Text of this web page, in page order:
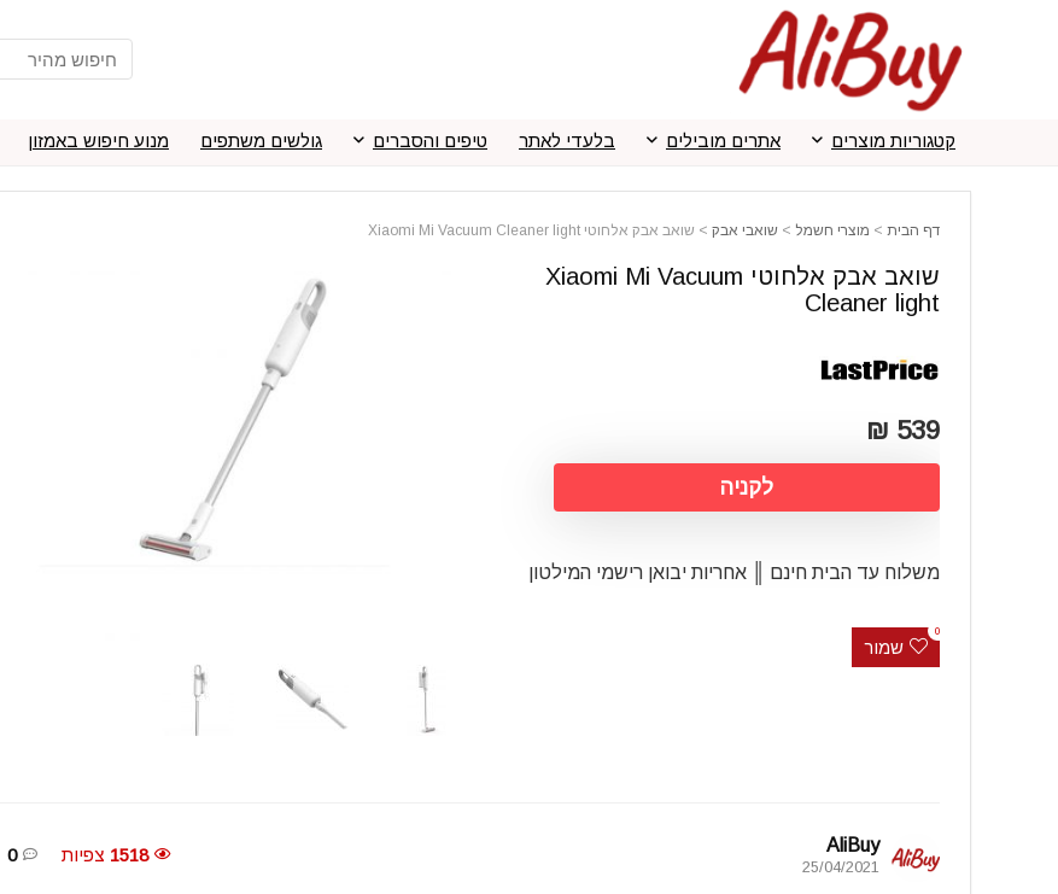
קטגוריות מוצרים אתרים מובילים בלעדי לאתר טיפים והסברים גולשים משתפים מנוע חיפוש באמזון
דף הבית > מוצרי חשמל > שואבי אבק > שואב אבק אלחוטי Xiaomi Mi Vacuum Cleaner light
שואב אבק אלחוטי Xiaomi Mi Vacuum
Cleaner light
539 ₪
לקניה
משלוח עד הבית חינם ║ אחריות יבואן רישמי המילטון
שמור
0
AliBuy
25/04/2021
1518 צפיות 0